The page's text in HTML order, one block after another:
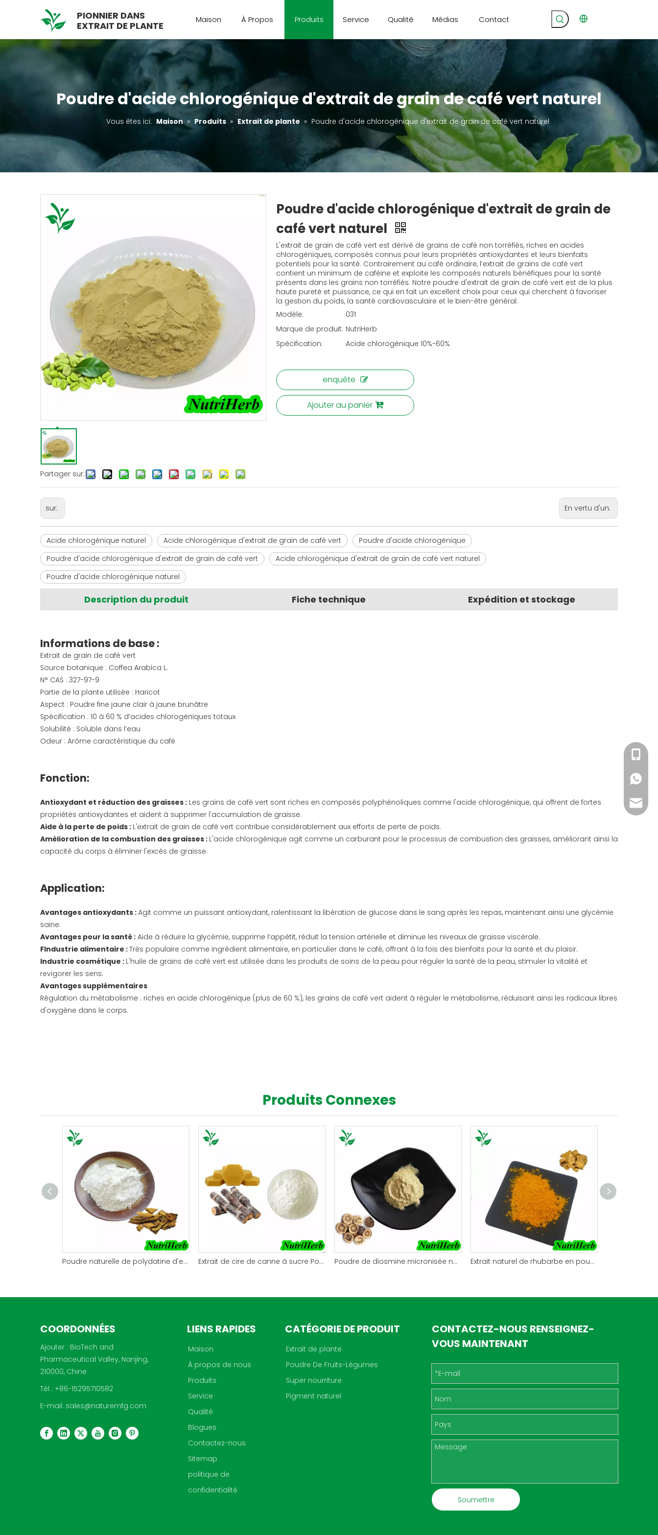
PIONNIER DANS
EXTRAIT DE PLANTE
Maison À Propos Produits Service Qualité Médias Contact
Poudre d'acide chlorogénique d'extrait de grain de café vert naturel
Vous êtes ici: Maison » Produits » Extrait de plante » Poudre d'acide chlorogénique d'extrait de grain de café vert naturel
Partager sur:
Poudre d'acide chlorogénique d'extrait de grain de
café vert naturel
L'extrait de grain de café vert est dérivé de grains de café non torréfiés, riches en acides
chlorogéniques, composés connus pour leurs propriétés antioxydantes et leurs bienfaits
potentiels pour la santé. Contrairement au café ordinaire, l’extrait de grains de café vert
contient un minimum de caféine et exploite les composés naturels bénéfiques pour la santé
présents dans les grains non torréfiés. Notre poudre d'extrait de grain de café vert est de la plus
haute pureté et puissance, ce qui en fait un excellent choix pour ceux qui cherchent à favoriser
la gestion du poids, la santé cardiovasculaire et le bien-être général.
Modèle:
031
Marque de produit: NutriHerb
Spécification:
Acide chlorogénique 10%-60%
enquête
Ajouter au panier
sur: En vertu d'un:
Acide chlorogénique naturel Acide chlorogénique d'extrait de grain de café vert
Poudre d'acide chlorogénique
Poudre d'acide chlorogénique d'extrait de grain de café vert
Acide chlorogénique d'extrait de grain de café vert naturel
Poudre d'acide chlorogénique naturel
Description du produit Fiche technique Expédition et stockage
Informations de base :
Extrait de grain de café vert
Source botanique : Coffea Arabica L.
N° CAS : 327-97-9
Partie de la plante utilisée : Haricot
Aspect : Poudre fine jaune clair à jaune brunâtre
Spécification : 10 à 60 % d’acides chlorogéniques totaux
Solubilité : Soluble dans l’eau
Odeur : Arôme caractéristique du café
Fonction:
Antioxydant et réduction des graisses : Les grains de café vert sont riches en composés polyphénoliques comme l'acide chlorogénique, qui offrent de fortes
propriétés antioxydantes et aident à supprimer l'accumulation de graisse.
Aide à la perte de poids : L'extrait de grain de café vert contribue considérablement aux efforts de perte de poids.
Amélioration de la combustion des graisses : L'acide chlorogénique agit comme un carburant pour le processus de combustion des graisses, améliorant ainsi la
capacité du corps à éliminer l'excès de graisse.
Application:
Avantages antioxydants :Agit comme un puissant antioxydant, ralentissant la libération de glucose dans le sang après les repas, maintenant ainsi une glycémie
saine.
Avantages pour la santé : Aide à réduire la glycémie, supprime l’appétit, réduit la tension artérielle et diminue les niveaux de graisse viscérale.
FIndustrie alimentaire :Très populaire comme ingrédient alimentaire, en particulier dans le café, offrant à la fois des bienfaits pour la santé et du plaisir.
Industrie cosmétique : L'huile de grains de café vert est utilisée dans les produits de soins de la peau pour réguler la santé de la peau, stimuler la vitalité et
revigorer les sens.
Avantages supplémentaires
Régulation du métabolisme : riches en acide chlorogénique (plus de 60 %), les grains de café vert aident à réguler le métabolisme, réduisant ainsi les radicaux libres
d'oxygène dans le corps.
Produits Connexes
Poudre naturelle de polydatine d'extrait de Polygonum Cuspidatum Extrait de cire de canne à sucre Policosanol Octacosanol en poudre Poudre de diosmine micronisée naturelle Extrait naturel de rhubarbe en poudre d'émodine
+86-
+86-
COORDONNÉES
Ajouter : BioTech and
Pharmaceutical Valley, Nanjing,
210000, Chine
Tél : +86-15295710582
E-mail: sales@naturemfg.com
LIENS RAPIDES
Maison
À propos de nous
Produits
Service
Qualité
Blogues
Contactez-nous
Sitemap
politique de
confidentialité
CATÉGORIE DE PRODUIT
Extrait de plante
Poudre De Fruits-Légumes
Super nourriture
Pigment naturel
CONTACTEZ-NOUS RENSEIGNEZ-
VOUS MAINTENANT
Soumettre